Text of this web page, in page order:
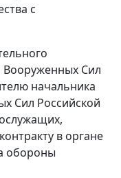
с
Вооруженных Сил
начальника
Сил Российской
в органе
обороны